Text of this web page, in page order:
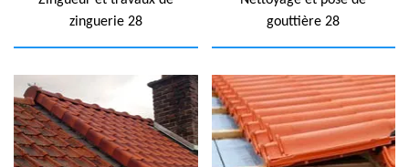
zinguerie 28
gouttière 28